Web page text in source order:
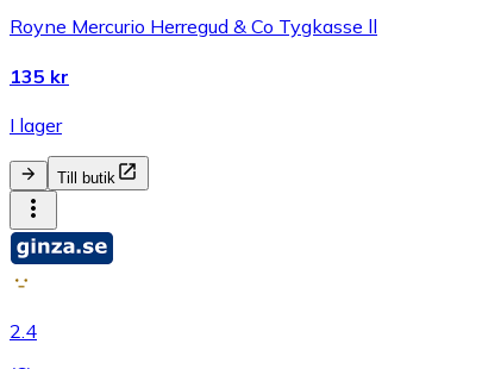
Royne Mercurio Herregud & Co Tygkasse ll
135 kr
I lager
Till butik
2.4